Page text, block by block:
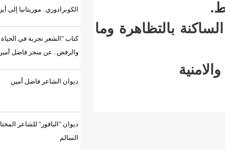
الكوبرادوري.. موريتانيا إلى أين؟"
كتاب "الشعر تجربة في الحياة
والرفض.. عن منجز فاضل أمين"
ديوان "البافور" للشاعر المختار
وما